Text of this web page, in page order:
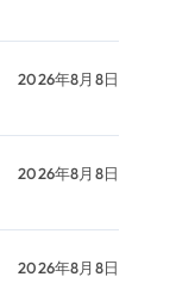
2026年8月8日
2026年8月8日
2026年8月8日